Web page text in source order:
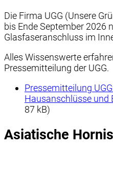
Die Firma UGG (Unsere
bis Ende September 2026
Glasfaseranschluss im
Alles Wissenswerte
Pressemitteilung der UGG.
Pressemitteilung
Hausanschlüsse und
87 kB)
Asiatische